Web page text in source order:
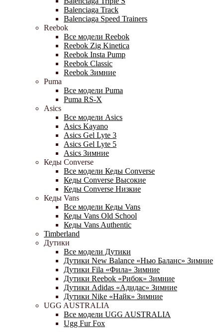
Balenciaga Track
Balenciaga Speed Trainers
Reebok
Все модели Reebok
Reebok Zig Kinetica
Reebok Insta Pump
Reebok Classic
Reebok Зимние
Puma
Все модели Puma
Puma RS-X
Asics
Все модели Asics
Asics Kayano
Asics Gel Lyte 3
Asics Gel Lyte 5
Asics Зимние
Кеды Converse
Все модели Кеды Converse
Кеды Converse Высокие
Кеды Converse Низкие
Кеды Vans
Все модели Кеды Vans
Кеды Vans Old School
Кеды Vans Authentic
Timberland
Дутики
Все модели Дутики
Дутики New Balance «Нью Баланс» Зимние
Дутики Fila «Фила» Зимние
Дутики Reebok «Рибок» Зимние
Дутики Adidas «Адидас» Зимние
Дутики Nike «Найк» Зимние
UGG AUSTRALIA
Все модели UGG AUSTRALIA
Ugg Fur Fox